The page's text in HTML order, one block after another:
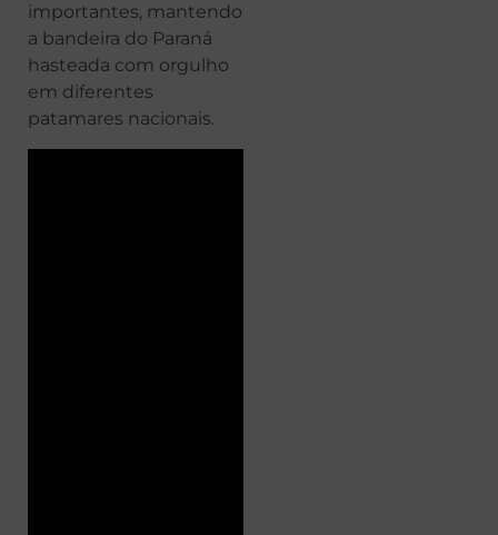
importantes, mantendo
a bandeira do Paraná
hasteada com orgulho
em diferentes
patamares nacionais.